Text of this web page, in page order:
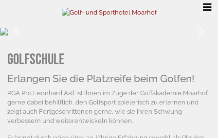
Golfschule
Erlangen Sie die Platzreife beim Golfen!
PGA Pro Leonhard Astl ist Ihnen im Zuge der Golfakademie Moarhof
gerne dabei behilflich, den Golfsport spielerisch zu erlernen und
zeigt auch Fortgeschrittenen gerne, wie sie ihren Schwung
verbessern und weiterentwickeln können.